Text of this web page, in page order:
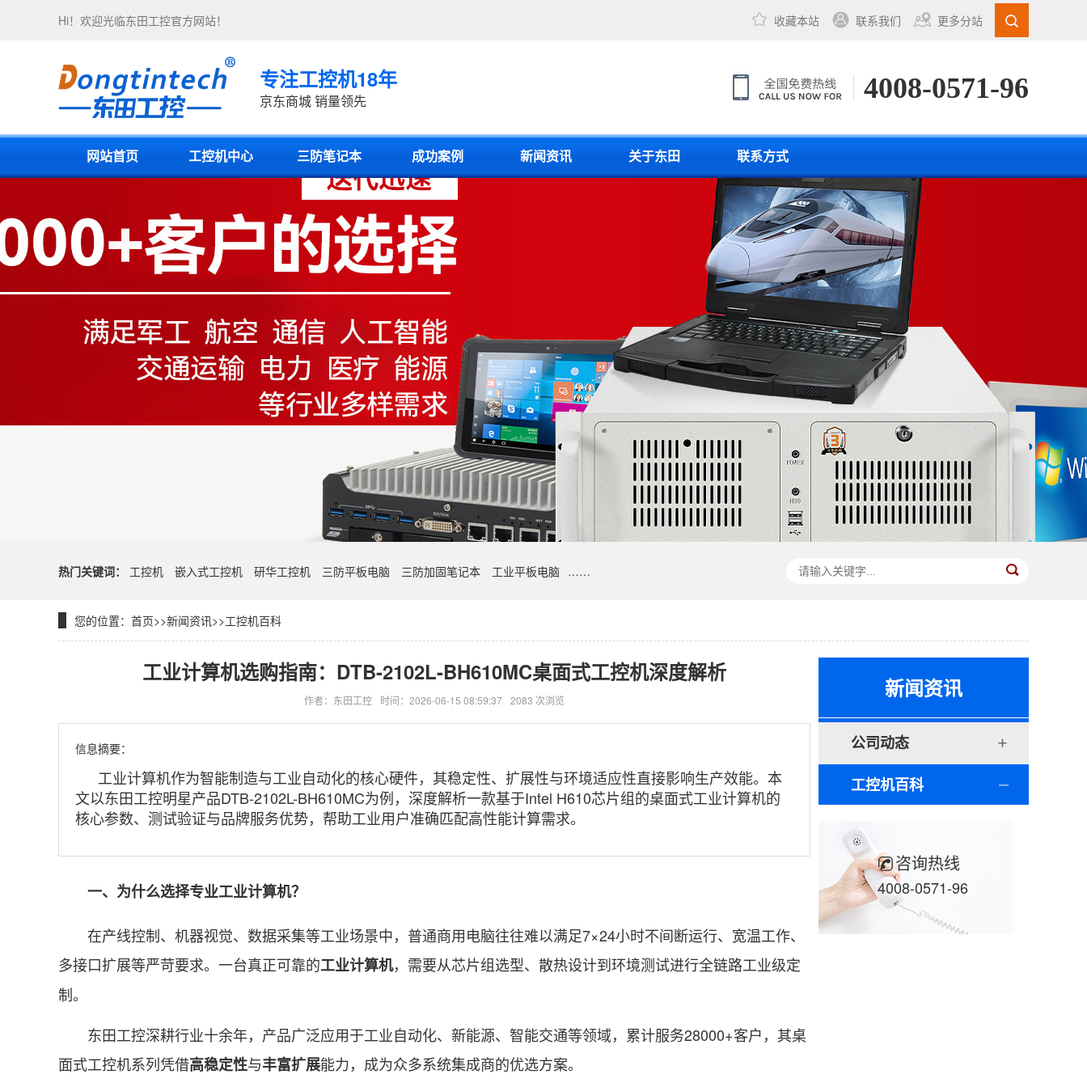
收藏本站 联系我们 更多分站
Hi！欢迎光临东田工控官方网站！
专注工控机18年
京东商城 销量领先 4008-0571-96
网站首页 工控机中心 三防笔记本 成功案例 新闻资讯 关于东田 联系方式
热门关键词： 工控机 嵌入式工控机 研华工控机 三防平板电脑 三防加固笔记本 工业平板电脑 ……
您的位置： 首页>>新闻资讯>>工控机百科
新闻资讯
公司动态
工控机百科
咨询热线
4008-0571-96
工业计算机选购指南：DTB-2102L-BH610MC桌面式工控机深度解析
作者：东田工控 时间：2026-06-15 08:59:37 2083 次浏览
信息摘要：
工业计算机作为智能制造与工业自动化的核心硬件，其稳定性、扩展性与环境适应性直接影响生产效能。本
文以东田工控明星产品DTB-2102L-BH610MC为例，深度解析一款基于Intel H610芯片组的桌面式工业计算机的
核心参数、测试验证与品牌服务优势，帮助工业用户准确匹配高性能计算需求。
一、为什么选择专业工业计算机？
在产线控制、机器视觉、数据采集等工业场景中，普通商用电脑往往难以满足7×24小时不间断运行、宽温工作、
多接口扩展等严苛要求。一台真正可靠的工业计算机，需要从芯片组选型、散热设计到环境测试进行全链路工业级定
制。
东田工控深耕行业十余年，产品广泛应用于工业自动化、新能源、智能交通等领域，累计服务28000+客户，其桌
面式工控机系列凭借高稳定性与丰富扩展能力，成为众多系统集成商的优选方案。